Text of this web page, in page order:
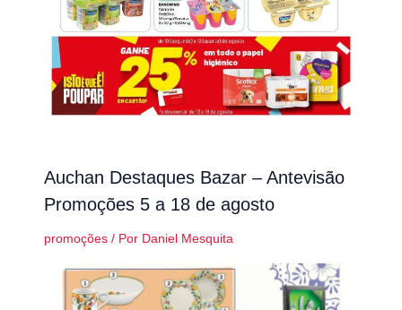
Auchan Destaques Bazar – Antevisão
Promoções 5 a 18 de agosto
promoções/ Por Daniel Mesquita